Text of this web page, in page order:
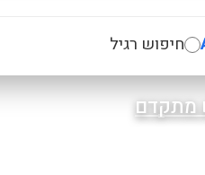
חיפוש רגיל
מתקדם